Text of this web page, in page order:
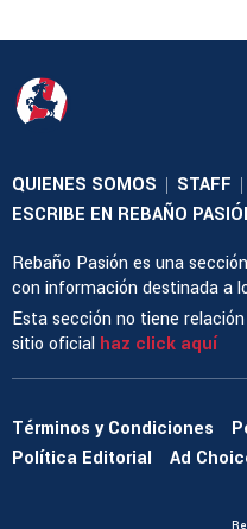
QUIENES SOMOS | STAFF |
ESCRIBE EN REBAÑO
Rebaño Pasión es una
con información destinada a
Esta sección no tiene
sitio oficial haz click aquí
Términos y Condiciones
Política Editorial
Ad